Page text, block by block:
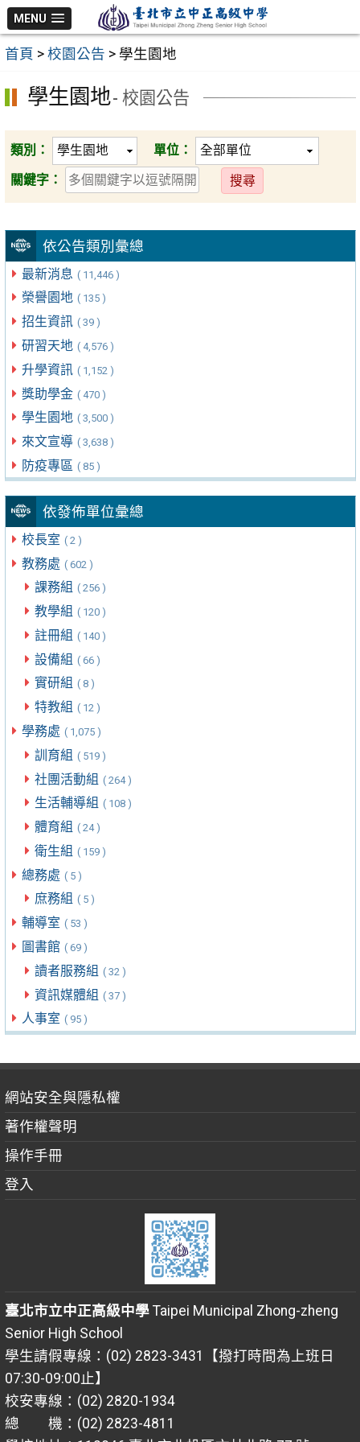
跳
至
主
區
MENU
首頁 > 校園公告 > 學生園地
依公告類別彙總
最新消息 ( 11,446 )
榮譽園地 ( 135 )
招生資訊 ( 39 )
研習天地 ( 4,576 )
升學資訊 ( 1,152 )
獎助學金 ( 470 )
學生園地 ( 3,500 )
來文宣導 ( 3,638 )
防疫專區 ( 85 )
依發佈單位彙總
校長室 ( 2 )
教務處 ( 602 )
課務組 ( 256 )
教學組 ( 120 )
註冊組 ( 140 )
設備組 ( 66 )
實研組 ( 8 )
特教組 ( 12 )
學務處 ( 1,075 )
訓育組 ( 519 )
社團活動組 ( 264 )
生活輔導組 ( 108 )
體育組 ( 24 )
衛生組 ( 159 )
總務處 ( 5 )
庶務組 ( 5 )
輔導室 ( 53 )
圖書館 ( 69 )
讀者服務組 ( 32 )
資訊媒體組 ( 37 )
人事室 ( 95 )
學生園地- 校園公告
類別：
單位：
關鍵字：
送
出
網站安全與隱私權
著作權聲明
操作手冊
登入
臺北市立中正高級中學Taipei Municipal Zhong-zheng
Senior High School
學生請假專線：(02) 2823-3431【撥打時間為上班日
07:30-09:00止】
校安專線：(02) 2820-1934
總 機：(02) 2823-4811